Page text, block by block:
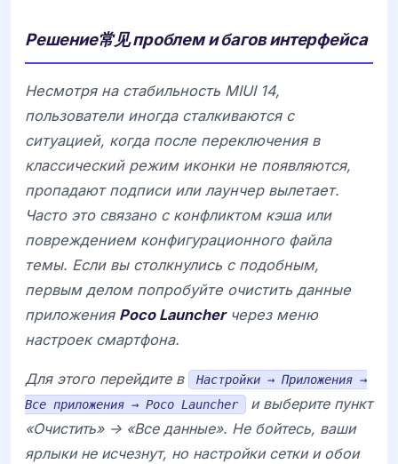
Решение常见 проблем и багов интерфейса
Несмотря на стабильность MIUI 14,
пользователи иногда сталкиваются с
ситуацией, когда после переключения в
классический режим иконки не появляются,
пропадают подписи или лаунчер вылетает.
Часто это связано с конфликтом кэша или
повреждением конфигурационного файла
темы. Если вы столкнулись с подобным,
первым делом попробуйте очистить данные
приложения Poco Launcherчерез меню
настроек смартфона.
Для этого перейдите в
Настройки → Приложения →
Все приложения → Poco Launcher
и выберите пункт
«Очистить» -> «Все данные». Не бойтесь, ваши
ярлыки не исчезнут, но настройки сетки и обои